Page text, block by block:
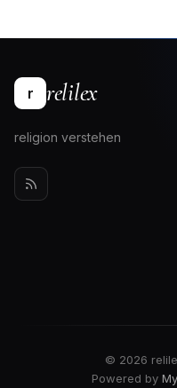
r relilex
religion verstehen
© 2026
Powered by